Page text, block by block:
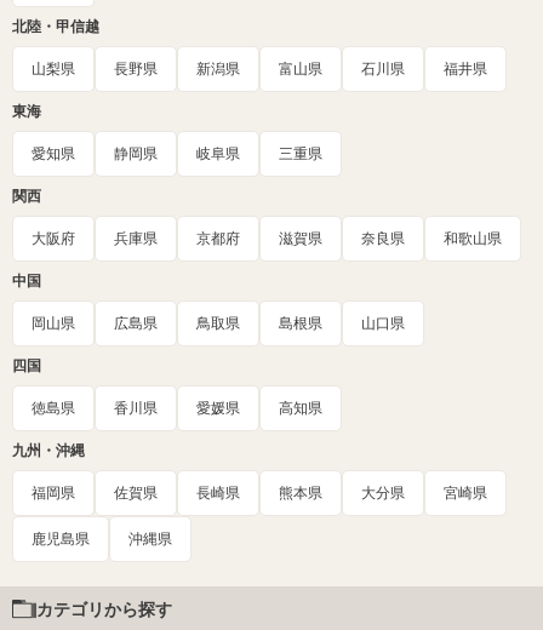
北陸・甲信越
山梨県 長野県 新潟県 富山県 石川県 福井県
東海
愛知県 静岡県 岐阜県 三重県
関西
大阪府 兵庫県 京都府 滋賀県 奈良県 和歌山県
中国
岡山県 広島県 鳥取県 島根県 山口県
四国
徳島県 香川県 愛媛県 高知県
九州・沖縄
福岡県 佐賀県 長崎県 熊本県 大分県 宮崎県
鹿児島県 沖縄県
カテゴリから探す